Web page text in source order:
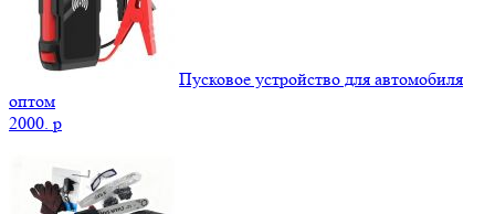
Пусковое устройство для автомобиля
оптом
2000. p